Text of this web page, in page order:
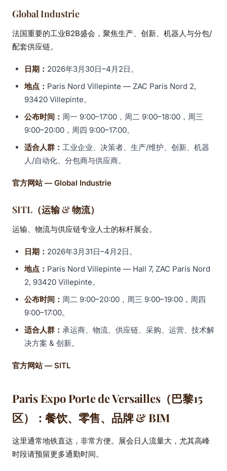
Global Industrie
法国重要的工业B2B盛会，聚焦生产、创新、机器人与分包/
配套供应链。
日期： 2026年3月30日–4月2日。
地点： Paris Nord Villepinte — ZAC Paris Nord 2,
93420 Villepinte。
公布时间： 周一 9:00–17:00，周二 9:00–18:00，周三
9:00–20:00，周四 9:00–17:00。
适合人群： 工业企业、决策者、生产/维护、创新、机器
人/自动化、分包商与供应商。
官方网站 — Global Industrie
SITL（运输 & 物流）
运输、物流与供应链专业人士的标杆展会。
日期： 2026年3月31日–4月2日。
地点： Paris Nord Villepinte — Hall 7, ZAC Paris Nord
2, 93420 Villepinte。
公布时间： 周二 9:00–20:00，周三 9:00–19:00，周四
9:00–17:00。
适合人群： 承运商、物流、供应链、采购、运营、技术解
决方案 & 创新。
官方网站 — SITL
Paris Expo Porte de Versailles（巴黎15
区）：餐饮、零售、品牌 & BIM
这里通常地铁直达，非常方便。展会日人流量大，尤其高峰
时段请预留更多通勤时间。